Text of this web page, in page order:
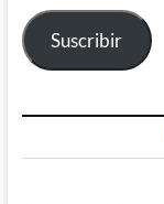
electrónico
Suscribir